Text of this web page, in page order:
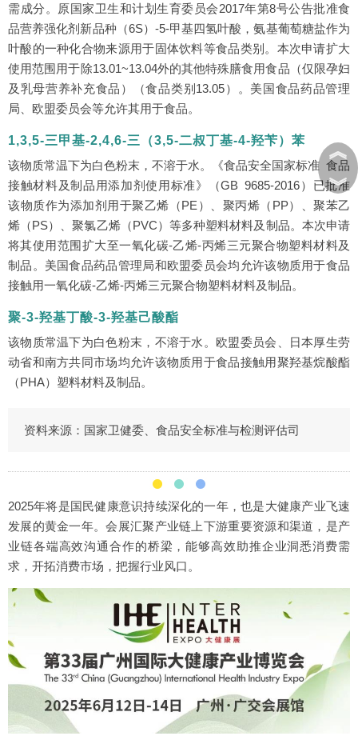
需成分。原国家卫生和计划生育委员会2017年第8号公告批准食
品营养强化剂新品种（6S）-5-甲基四氢叶酸，氨基葡萄糖盐作为
叶酸的一种化合物来源用于固体饮料等食品类别。本次申请扩大
使用范围用于除13.01~13.04外的其他特殊膳食用食品（仅限孕妇
及乳母营养补充食品）（食品类别13.05）。美国食品药品管理
局、欧盟委员会等允许其用于食品。
1,3,5-三甲基-2,4,6-三（3,5-二叔丁基-4-羟苄）苯
该物质常温下为白色粉末，不溶于水。《食品安全国家标准 食品
接触材料及制品用添加剂使用标准》（GB 9685-2016）已批准
该物质作为添加剂用于聚乙烯（PE）、聚丙烯（PP）、聚苯乙
烯（PS）、聚氯乙烯（PVC）等多种塑料材料及制品。本次申请
将其使用范围扩大至一氧化碳-乙烯-丙烯三元聚合物塑料材料及
制品。美国食品药品管理局和欧盟委员会均允许该物质用于食品
接触用一氧化碳-乙烯-丙烯三元聚合物塑料材料及制品。
聚-3-羟基丁酸-3-羟基己酸酯
该物质常温下为白色粉末，不溶于水。欧盟委员会、日本厚生劳
动省和南方共同市场均允许该物质用于食品接触用聚羟基烷酸酯
（PHA）塑料材料及制品。
资料来源：国家卫健委、食品安全标准与检测评估司
2025年将是国民健康意识持续深化的一年，也是大健康产业飞速
发展的黄金一年。会展汇聚产业链上下游重要资源和渠道，是产
业链各端高效沟通合作的桥梁，能够高效助推企业洞悉消费需
求，开拓消费市场，把握行业风口。
︽
︾